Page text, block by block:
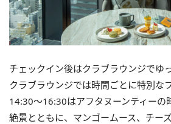
チェックイン後はクラブラウンジでゆ
クラブラウンジでは時間ごとに特別な
14:30〜16:30はアフタヌーンティーの
絶景とともに、マンゴームース、チー